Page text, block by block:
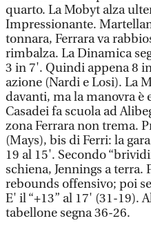
quarto. La Mobyt alza
Impressionante.
tonnara, Ferrara va
rimbalza. La Dinamica
3 in 7'. Quindi appena 8
azione (Nardi e Losi). La
davanti, ma la manovra è
Casadei fa scuola ad
zona Ferrara non trema.
(Mays), bis di Ferri: la
19 al 15'. Secondo
schiena, Jennings a
rebounds offensivo; poi
E' il “+13” al 17' (31-19).
tabellone segna 36-26.